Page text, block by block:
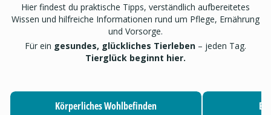
Hier findest du praktische Tipps, verständlich aufbereitetes
Wissen und hilfreiche Informationen rund um Pflege, Ernährung
und Vorsorge.
Für ein gesundes, glückliches Tierleben – jeden Tag.
Tierglück beginnt hier.
Körperliches Wohlbefinden